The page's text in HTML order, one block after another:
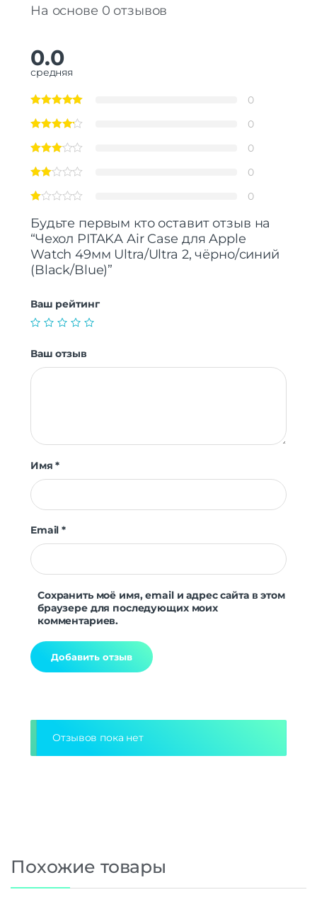
На основе 0 отзывов
0.0
средняя
0
0
0
0
0
Будьте первым кто оставит отзыв на
“Чехол PITAKA Air Case для Apple
Watch 49мм Ultra/Ultra 2, чёрно/синий
(Black/Blue)”
Ваш рейтинг
Ваш отзыв
Имя*
Email*
Сохранить моё имя, email и адрес сайта в этом
браузере для последующих моих
комментариев.
Отзывов пока нет
Похожие товары